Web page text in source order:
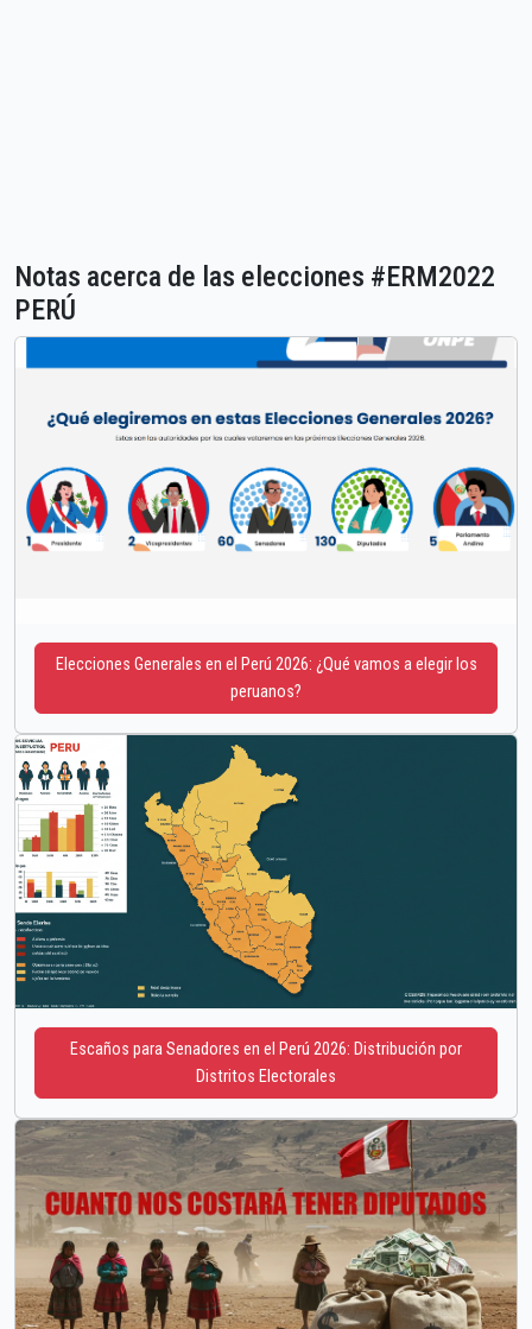
Notas acerca de las elecciones #ERM2022
PERÚ
Elecciones Generales en el Perú 2026: ¿Qué vamos a elegir los
peruanos?
Escaños para Senadores en el Perú 2026: Distribución por
Distritos Electorales